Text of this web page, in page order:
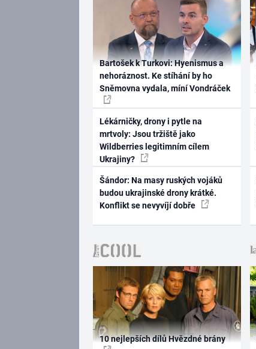
Bartošek k Turkovi: Hyenismus a
nehoráznost. Ke stíhání by ho
Sněmovna vydala, míní Vondráček
Lékárničky, drony i pytle na
mrtvoly: Jsou tržiště jako
Wildberries legitimním cílem
Ukrajiny?
Šándor: Na masy ruských vojáků
budou ukrajinské drony krátké.
Konflikt se nevyvíjí dobře
10 nejlepších dílů Hvězdné brány